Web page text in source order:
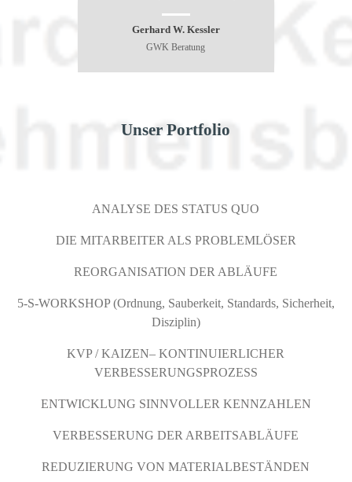
Gerhard W. Kessler
GWK Beratung
Unser Portfolio
ANALYSE DES STATUS QUO
DIE MITARBEITER ALS PROBLEMLÖSER
REORGANISATION DER ABLÄUFE
5-S-WORKSHOP (Ordnung, Sauberkeit, Standards, Sicherheit,
Disziplin)
KVP / KAIZEN– KONTINUIERLICHER
VERBESSERUNGSPROZESS
ENTWICKLUNG SINNVOLLER KENNZAHLEN
VERBESSERUNG DER ARBEITSABLÄUFE
REDUZIERUNG VON MATERIALBESTÄNDEN